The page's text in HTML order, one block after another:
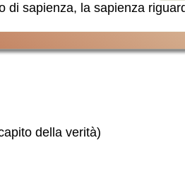
di sapienza, la sapienza
della verità)